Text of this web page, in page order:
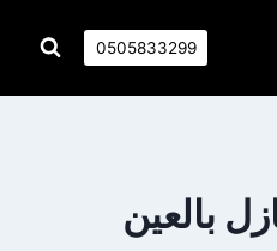
0505833299
بالعين